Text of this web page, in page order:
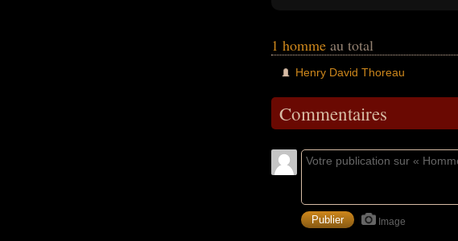
1 homme au total
Henry David Thoreau
Commentaires
Image